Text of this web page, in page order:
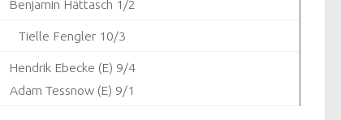
Benjamin Hättasch 1/2
Tielle Fengler 10/3
Hendrik Ebecke (E) 9/4
Adam Tessnow (E) 9/1